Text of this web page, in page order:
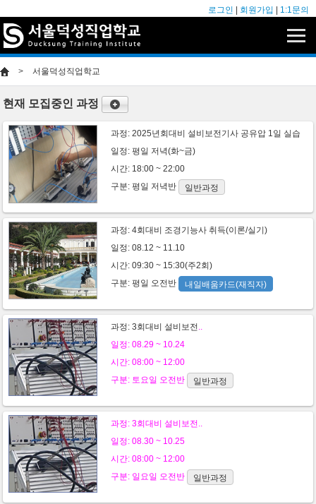
로그인 회원가입 1:1문의
> 서울덕성직업학교
현재 모집중인 과정
과정: 2025년회대비 설비보전기사 공유압 1일 실습
일정: 평일 저녁(화~금)
시간: 18:00 ~ 22:00
구분: 평일 저녁반 일반과정
과정: 4회대비 조경기능사 취득(이론/실기)
일정: 08.12 ~ 11.10
시간: 09:30 ~ 15:30(주2회)
구분: 평일 오전반 내일배움카드(재직자)
과정: 3회대비 설비보전 ..
일정: 08.29 ~ 10.24
시간: 08:00 ~ 12:00
구분: 토요일 오전반 일반과정
과정: 3회대비 설비보전..
일정: 08.30 ~ 10.25
시간: 08:00 ~ 12:00
구분: 일요일 오전반 일반과정